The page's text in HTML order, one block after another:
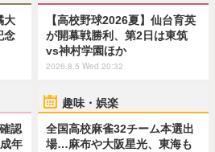
大
念
【高校野球2026夏】仙台育英
が開幕戦勝利、第2日は東筑
vs神村学園ほか
2026.8.5 Wed 20:32
認
年
趣味・娯楽
全国高校麻雀32チーム本選出
場…麻布や大阪星光、東海も